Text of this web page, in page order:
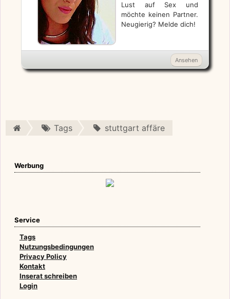
Lust auf Sex und
möchte keinen Partner.
Neugierig? Melde dich!
Ansehen
Tags stuttgart affäre
Werbung
Service
Tags
Nutzungsbedingungen
Privacy Policy
Kontakt
Inserat schreiben
Login